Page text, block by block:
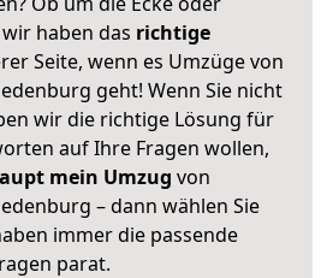
haben das richtige
Seite, wenn es Umzüge von
geht! Wenn Sie nicht
wir die richtige Lösung für
auf Ihre Fragen wollen,
mein Umzug von
– dann wählen Sie
immer die passende
parat.